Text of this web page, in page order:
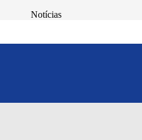
Notícias
de